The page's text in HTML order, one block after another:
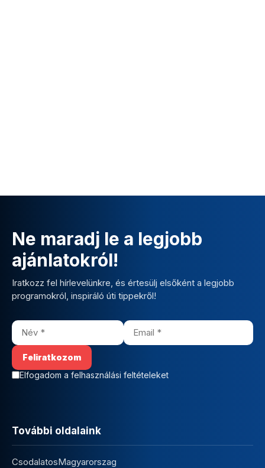
Ne maradj le a legjobb
ajánlatokról!
Iratkozz fel hírlevelünkre, és értesülj elsőként a legjobb
programokról, inspiráló úti tippekről!
Elfogadom a felhasználási feltételeket
További oldalaink
CsodalatosMagyarorszag